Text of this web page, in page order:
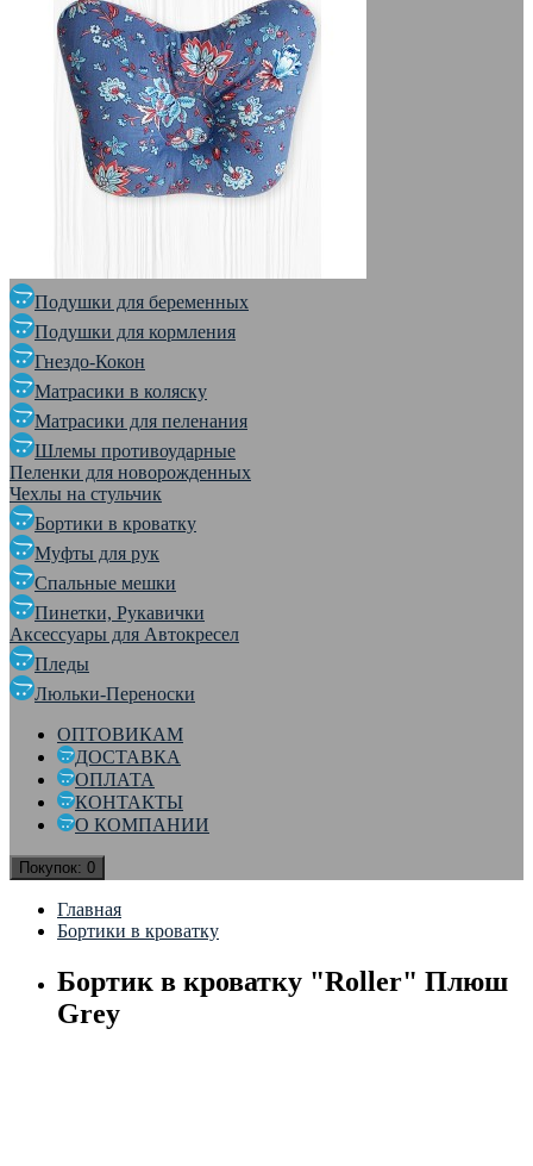
Подушки для беременных
Подушки для кормления
Гнездо-Кокон
Матрасики в коляску
Матрасики для пеленания
Шлемы противоударные
Пеленки для новорожденных
Чехлы на стульчик
Бортики в кроватку
Муфты для рук
Спальные мешки
Пинетки, Рукавички
Аксессуары для Автокресел
Пледы
Люльки-Переноски
ОПТОВИКАМ
ДОСТАВКА
ОПЛАТА
КОНТАКТЫ
О КОМПАНИИ
Покупок: 0
Главная
Бортики в кроватку
Бортик в кроватку "Roller" Плюш
Grey